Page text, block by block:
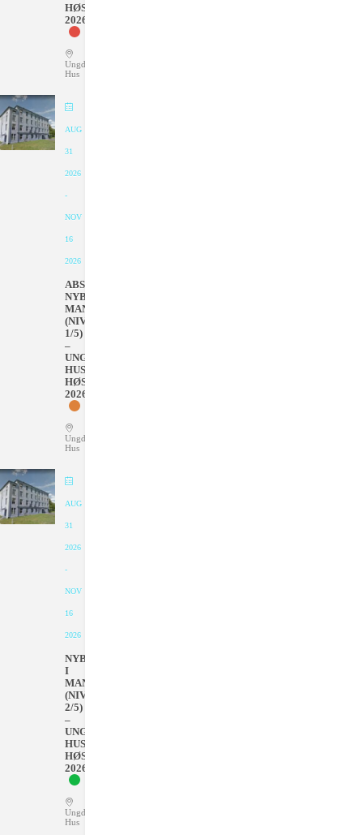
HØSTEN
2026
Ungdommens
Hus
AUG
31
2026
-
NOV
16
2026
ABSOLUTT
NYBEGYNNER
MANDAGER
(NIVÅ
1/5)
–
UNGDOMMENS
HUS
HØSTEN
2026
Ungdommens
Hus
AUG
31
2026
-
NOV
16
2026
NYBEGYNNER
I
MANDAGER
(NIVÅ
2/5)
–
UNGDOMMENS
HUS
HØSTEN
2026
Ungdommens
Hus